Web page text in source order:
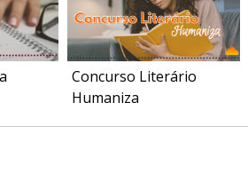
Concurso Literário
Humaniza